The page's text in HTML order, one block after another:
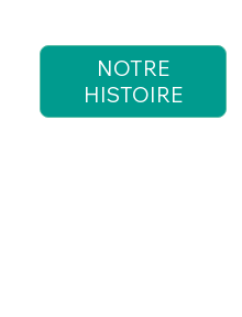
NOTRE
HISTOIRE